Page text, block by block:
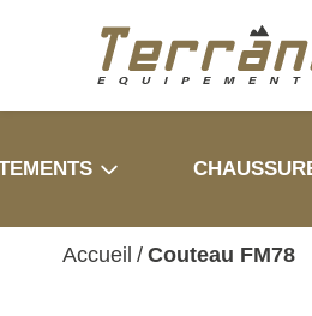
Accueil / Couteau FM78